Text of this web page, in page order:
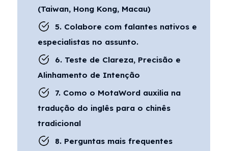
(Taiwan, Hong Kong, Macau)
5. Colabore com falantes nativos e
especialistas no assunto.
6. Teste de Clareza, Precisão e
Alinhamento de Intenção
7. Como o MotaWord auxilia na
tradução do inglês para o chinês
tradicional
8. Perguntas mais frequentes